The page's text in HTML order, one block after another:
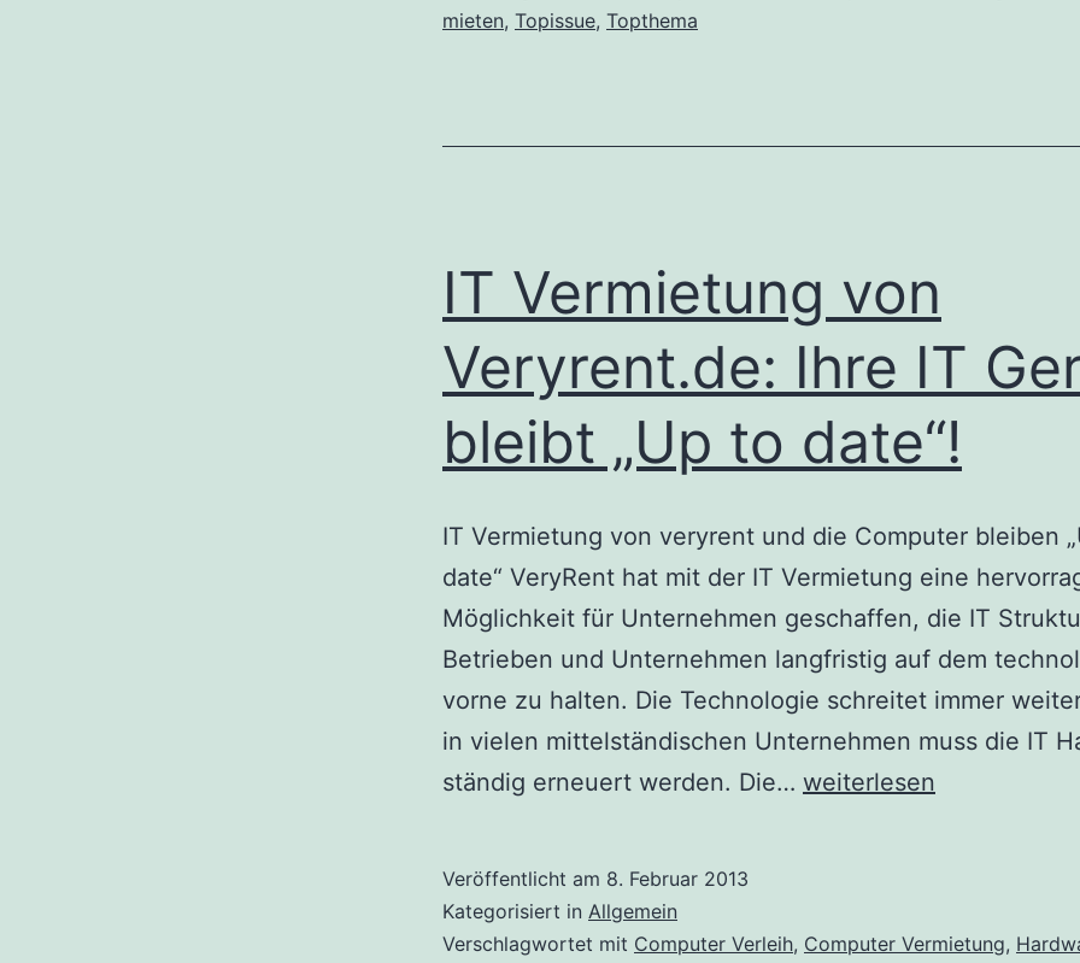
mit
Vermietung
mieten, Topissue, Topthema
IT Vermietung von
Veryrent.de: Ihre IT
bleibt „Up to date“!
IT Vermietung von veryrent und die Computer bleiben
date“ VeryRent hat mit der IT Vermietung eine
Möglichkeit für Unternehmen geschaffen, die IT
Betrieben und Unternehmen langfristig auf dem
vorne zu halten. Die Technologie schreitet immer
in vielen mittelständischen Unternehmen muss die IT
ständig erneuert werden. Die… IT
Ihre
weiterlesen
Veröffentlicht am 8. Februar 2013
Kategorisiert in Allgemein
Verschlagwortet mit Computer Verleih, Computer Vermietung,